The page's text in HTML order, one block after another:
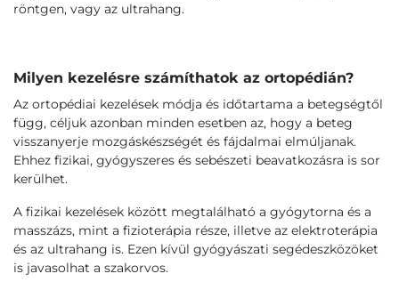
röntgen, vagy az ultrahang.
Milyen kezelésre számíthatok az ortopédián?
Az ortopédiai kezelések módja és időtartama a betegségtől
függ, céljuk azonban minden esetben az, hogy a beteg
visszanyerje mozgáskészségét és fájdalmai elmúljanak.
Ehhez fizikai, gyógyszeres és sebészeti beavatkozásra is sor
kerülhet.
A fizikai kezelések között megtalálható a gyógytorna és a
masszázs, mint a fizioterápia része, illetve az elektroterápia
és az ultrahang is. Ezen kívül gyógyászati segédeszközöket
is javasolhat a szakorvos.